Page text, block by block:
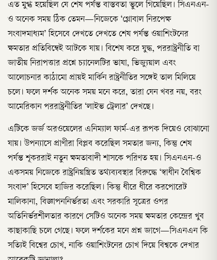
এত মুগ্ধ হয়েছিল যে শেষ পর্যন্ত বাস্তবতা ভুলে গিয়েছিল। সিএনএন-
ও অনেক সময় ঠিক তেমন—নিজেকে ‘গ্লোবাল নিরপেক্ষ
সংবাদমাধ্যম’ হিসেবে দেখতে দেখতে শেষ পর্যন্ত ওয়াশিংটনের
ক্ষমতার প্রতিবিম্বেই আটকে যায়। বিশেষ করে যুদ্ধ, পররাষ্ট্রনীতি বা
জাতীয় নিরাপত্তার প্রশ্নে চ্যানেলটির ভাষা, ভিজ্যুয়াল এবং
আলোচনার কাঠামো প্রায়ই মার্কিন রাষ্ট্রনীতির সঙ্গেই তাল মিলিয়ে
চলে। ফলে দর্শক অনেক সময় মনে করে, তারা যেন খবর নয়, বরং
আমেরিকান পররাষ্ট্রনীতির ‘লাইভ ট্রেলার’ দেখছে।
এটিকে জর্জ অরওয়েলের এনিম্যাল ফার্ম-এর রূপক দিয়েও বোঝানো
যায়। উপন্যাসে প্রাণীরা বিপ্লব করেছিল সমতার জন্য, কিন্তু শেষ
পর্যন্ত শূকররাই নতুন ক্ষমতাবাদী শাসকে পরিণত হয়। সিএনএন-ও
একসময় নিজেকে রাষ্ট্রনিয়ন্ত্রিত তথ্যব্যবস্থার বিরুদ্ধে ‘স্বাধীন বৈশ্বিক
সংবাদ’ হিসেবে হাজির করেছিল। কিন্তু ধীরে ধীরে করপোরেট
মালিকানা, বিজ্ঞাপননির্ভরতা এবং সরকারি সূত্রের ওপর
অতিনির্ভরশীলতার কারণে সেটিও অনেক সময় ক্ষমতার কেন্দ্রের খুব
কাছাকাছি চলে গেছে। ফলে দর্শকের মনে প্রশ্ন জাগে—সিএনএন কি
সত্যিই বিশ্বের চোখ, নাকি ওয়াশিংটনের চোখ দিয়ে বিশ্বকে দেখার